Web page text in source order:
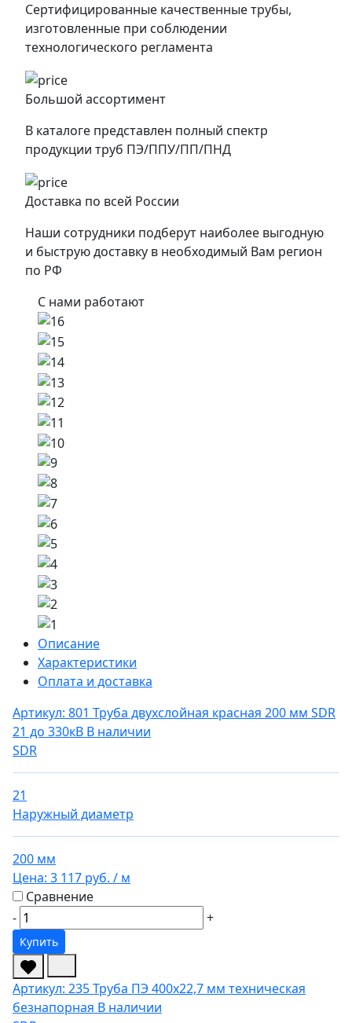
Сертифицированные качественные трубы,
изготовленные при соблюдении
технологического регламента
Большой ассортимент
В каталоге представлен полный спектр
продукции труб ПЭ/ППУ/ПП/ПНД
Доставка по всей России
Наши сотрудники подберут наиболее выгодную
и быструю доставку в необходимый Вам регион
по РФ
С нами работают
Описание
Характеристики
Оплата и доставка
Артикул: 801 Труба двухслойная красная 200 мм SDR
21 до 330кВ В наличии
SDR
21
Наружный диаметр
200 мм
Цена: 3 117 руб. / м
Сравнение
-
+
Купить
Артикул: 235Труба ПЭ 400x22,7 мм техническая
безнапорная В наличии